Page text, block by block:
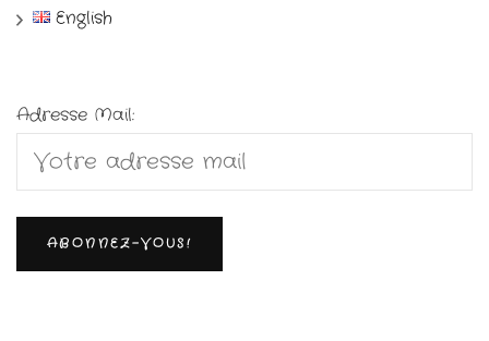
English
Adresse Mail: